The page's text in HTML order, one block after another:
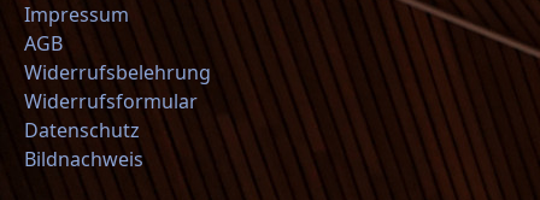
Impressum
AGB
Widerrufsbelehrung
Widerrufsformular
Datenschutz
Bildnachweis